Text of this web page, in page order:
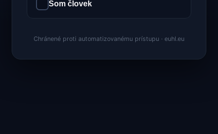
Som človek
Chránené proti automatizovanému prístupu · euhl.eu